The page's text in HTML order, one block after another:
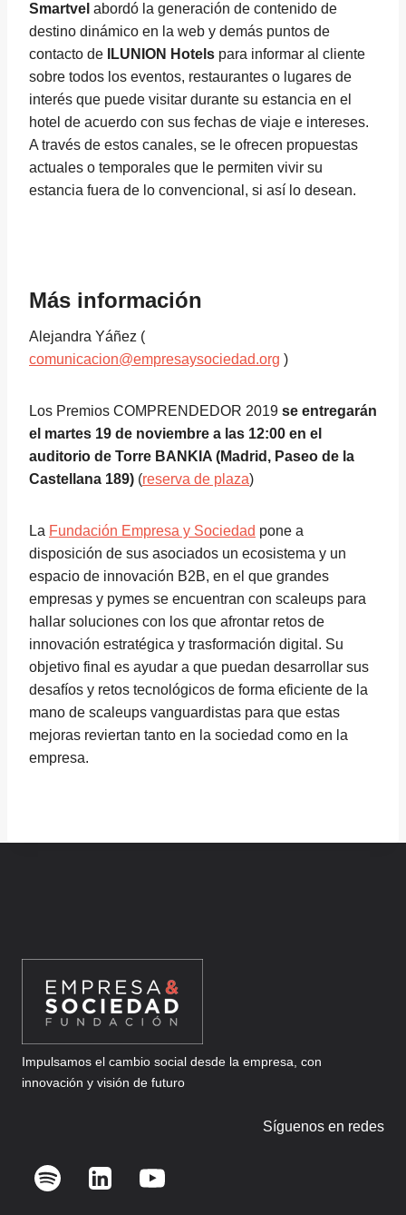
Smartvel abordó la generación de contenido de
destino dinámico en la web y demás puntos de
contacto de
ILUNION Hotels para informar al cliente
sobre todos los eventos, restaurantes o lugares de
interés que puede visitar durante su estancia en el
hotel de acuerdo con sus fechas de viaje e intereses.
A través de estos canales, se le ofrecen propuestas
actuales o temporales que le permiten vivir su
estancia fuera de lo convencional, si así lo desean.
Más información
Alejandra Yáñez (
comunicacion@empresaysociedad.org )
Los Premios COMPRENDEDOR 2019 se entregarán
el martes 19 de noviembre a las 12:00 en el
auditorio de Torre BANKIA (Madrid, Paseo de la
Castellana 189) (reserva de plaza)
La Fundación Empresa y Sociedad pone a
disposición de sus asociados un ecosistema y un
espacio de innovación B2B, en el que grandes
empresas y pymes se encuentran con scaleups para
hallar soluciones con los que afrontar retos de
innovación estratégica y trasformación digital. Su
objetivo final es ayudar a que puedan desarrollar sus
desafíos y retos tecnológicos de forma eficiente de la
mano de scaleups vanguardistas para que estas
mejoras reviertan tanto en la sociedad como en la
empresa.
Impulsamos el cambio social desde la empresa, con
innovación y visión de futuro
Síguenos en redes